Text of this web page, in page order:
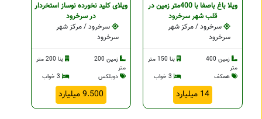
ویلا باغ باصفا با 400متر زمین در
قلب شهر سرخرود
سرخرود / مرکز شهر
سرخرود
زمین 400
متر
بنا 150 متر
همکف
14 میلیارد
ویلای کلید نخورده نوساز استخردار
در سرخرود
سرخرود / مرکز شهر
سرخرود
زمین 200
متر
بنا 200 متر
دوبلکس
9.500 میلیارد